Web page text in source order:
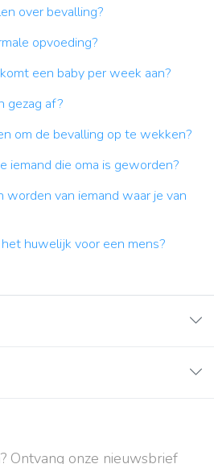
over bevalling?
opvoeding?
een baby per week aan?
gezag af?
om de bevalling op te wekken?
iemand die oma is geworden?
worden van iemand waar je van
huwelijk voor een mens?
Ontvang onze nieuwsbrief